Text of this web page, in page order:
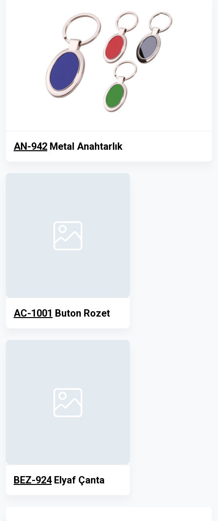
AN-942 Metal Anahtarlık
AC-1001 Buton Rozet
BEZ-924Elyaf Çanta